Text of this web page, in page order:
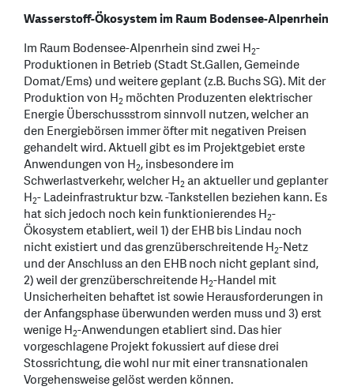
Wasserstoff-Ökosystem im Raum Bodensee-Alpenrhein
Im Raum Bodensee-Alpenrhein sind zwei H2-
Produktionen in Betrieb (Stadt St.Gallen, Gemeinde
Domat/Ems) und weitere geplant (z.B. Buchs SG). Mit der
Produktion von H2 möchten Produzenten elektrischer
Energie Überschussstrom sinnvoll nutzen, welcher an
den Energiebörsen immer öfter mit negativen Preisen
gehandelt wird. Aktuell gibt es im Projektgebiet erste
Anwendungen von H2, insbesondere im
Schwerlastverkehr, welcher H2 an aktueller und geplanter
H2- Ladeinfrastruktur bzw. -Tankstellen beziehen kann. Es
hat sich jedoch noch kein funktionierendes H2-
Ökosystem etabliert, weil 1) der EHB bis Lindau noch
nicht existiert und das grenzüberschreitende H2-Netz
und der Anschluss an den EHB noch nicht geplant sind,
2) weil der grenzüberschreitende H2-Handel mit
Unsicherheiten behaftet ist sowie Herausforderungen in
der Anfangsphase überwunden werden muss und 3) erst
wenige H2-Anwendungen etabliert sind. Das hier
vorgeschlagene Projekt fokussiert auf diese drei
Stossrichtung, die wohl nur mit einer transnationalen
Vorgehensweise gelöst werden können.